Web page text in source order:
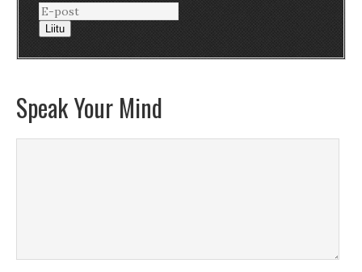
Liitu
Speak Your Mind